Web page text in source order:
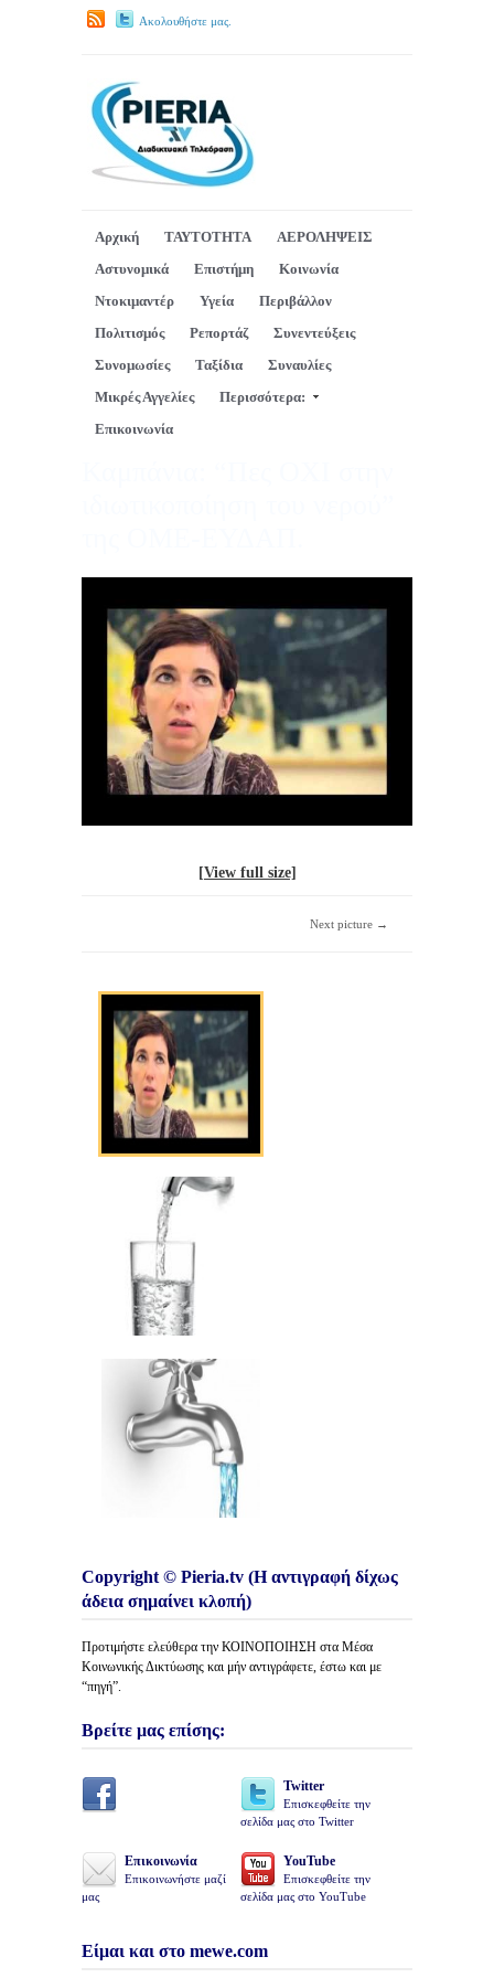
Ακολουθήστε μας.
Αρχική ΤΑΥΤΟΤΗΤΑ
ΑΕΡΟΛΗΨΕΙΣ
Αστυνομικά
Επιστήμη
Κοινωνία
Ντοκιμαντέρ
Υγεία
Περιβάλλον
Πολιτισμός
Ρεπορτάζ
Συνεντεύξεις
Συνομωσίες
Ταξίδια
Συναυλίες
Μικρές Αγγελίες
Περισσότερα:
Επικοινωνία
[View full size]
Next picture →
Copyright © Pieria.tv (Η αντιγραφή δίχως
άδεια σημαίνει κλοπή)
Προτιμήστε ελεύθερα την ΚΟΙΝΟΠΟΙΗΣΗ στα Μέσα
Κοινωνικής Δικτύωσης και μήν αντιγράφετε, έστω και με
“πηγή”.
Βρείτε μας επίσης:
Twitter
Επισκεφθείτε την
σελίδα μας στο Twitter
Επικοινωνία
Επικοινωνήστε μαζί
μας
YouTube
Επισκεφθείτε την
σελίδα μας στο YouTube
Είμαι και στο mewe.com